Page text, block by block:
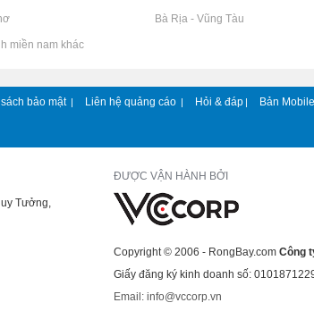
Rao vặt tại Bà Rịa - Vũng Tàu
miền nam khác
bảo mật | Liên hệ quảng cáo | Hỏi & đáp | Bản Mobile
Tưởng,
ĐƯỢC VẬN HÀNH BỞI
Copyright © 2006 - RongBay.com Công
Giấy đăng ký kinh doanh số:
Email: info@vccorp.vn